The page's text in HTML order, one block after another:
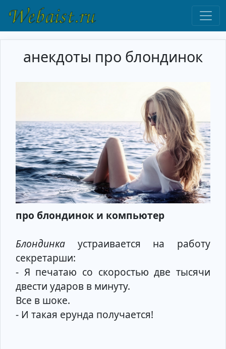
анекдоты про блондинок
про блондинок и компьютер
Блондинка устраивается на работу
секретарши:
- Я печатаю со скоростью две тысячи
двести ударов в минуту.
Все в шоке.
- И такая ерунда получается!